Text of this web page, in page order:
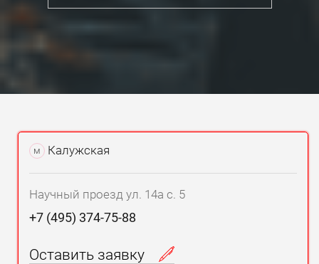
м Калужская
Научный проезд ул. 14а с. 5
+7 (495) 374-75-88
Оставить заявку